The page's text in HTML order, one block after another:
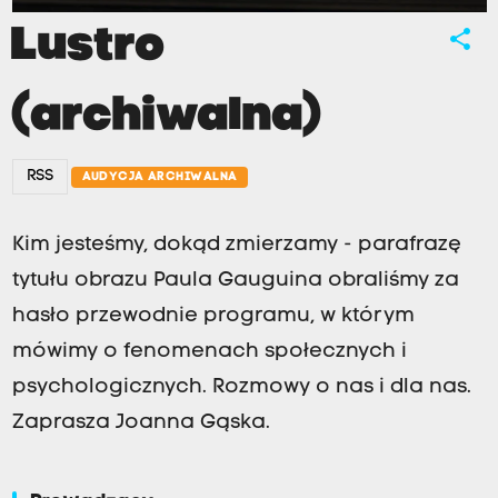
share
Lustro
(archiwalna)
RSS AUDYCJA ARCHIWALNA
Kim jesteśmy, dokąd zmierzamy - parafrazę
tytułu obrazu Paula Gauguina obraliśmy za
hasło przewodnie programu, w którym
mówimy o fenomenach społecznych i
psychologicznych. Rozmowy o nas i dla nas.
Zaprasza Joanna Gąska.